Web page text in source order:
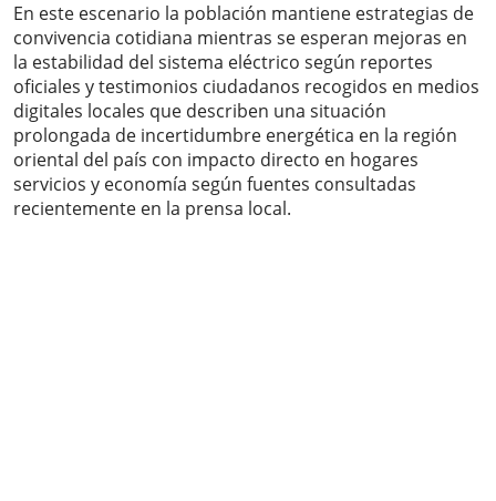
En este escenario la población mantiene estrategias de
convivencia cotidiana mientras se esperan mejoras en
la estabilidad del sistema eléctrico según reportes
oficiales y testimonios ciudadanos recogidos en medios
digitales locales que describen una situación
prolongada de incertidumbre energética en la región
oriental del país con impacto directo en hogares
servicios y economía según fuentes consultadas
recientemente en la prensa local.